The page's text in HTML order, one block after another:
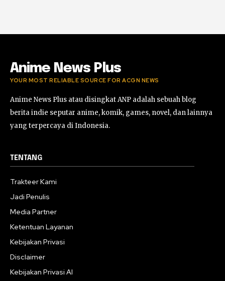
02:47
Anime News Plus
YOUR MOST RELIABLE SOURCE FOR ACGN NEWS
Anime News Plus atau disingkat ANP adalah sebuah blog
berita indie seputar anime, komik, games, novel, dan lainnya
yang terpercaya di Indonesia.
TENTANG
Trakteer Kami
Jadi Penulis
Media Partner
Ketentuan Layanan
Kebijakan Privasi
Disclaimer
Kebijakan Privasi AI